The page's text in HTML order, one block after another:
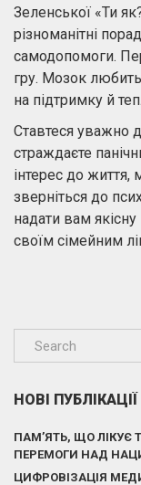
Зеленської «Ти
різноманітні
самодопомоги.
гру. Мозок любить
на підтримку й
Ставтеся уважно
страждаєте
інтерес до
зверніться до
надати вам
своїм сімейним
НОВІ ПУБЛІКАЦІЇ
ПАМ’ЯТЬ, ЩО ЛІКУЄ
ПЕРЕМОГИ НАД
ЦИФРОВІЗАЦІЯ